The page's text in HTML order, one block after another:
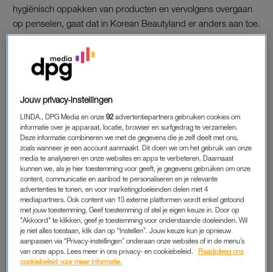
hygiënisch oppakken van producten en vervolgens overgaan
op penselen, gaat dat in Korean Beautyland er anders aan toe.
Daar gaat foundation rechtstreeks van de spatel op het
gezicht. Een truc die visagisten daar al jaren toepassen.
Het werkt simpel. Je brengt eerst wat vloeibare foundation aan
laat glijden. Vervolgens verspreid je het product over je gezicht
alsof je lichtjes een boterham smeert. Daarna maak je met een
beautyspons een deppende beweging om alles goed te
verspreiden en te vervagen. Het resultaat: een natuurlijke
foundationbasis die samensmelt met je huid en die langer de
dag doorkomt.
Tekst gaat verder onder video’s.
Jouw privacy-instellingen
LINDA., DPG Media en onze92 advertentiepartners gebruiken cookies om
informatie over je apparaat, locatie, browser en surfgedrag te verzamelen.
Deze informatie combineren we met de gegevens die je zelf deelt met ons,
zoals wanneer je een account aanmaakt. Dit doen we om het gebruik van onze
media te analyseren en onze websites en apps te verbeteren. Daarnaast
kunnen we, als je hier toestemming voor geeft, je gegevens gebruiken om onze
content, communicatie en aanbod te personaliseren en je relevante
advertenties te tonen, en voor marketingdoeleinden delen met 4
mediapartners. Ook content van 13 externe platformen wordt enkel getoond
met jouw toestemming. Geef toestemming of stel je eigen keuze in. Door op
"Akkoord" te klikken, geef je toestemming voor onderstaande doeleinden. Wil
je niet alles toestaan, klik dan op “Instellen”. Jouw keuze kun je opnieuw
aanpassen via “Privacy-instellingen” onderaan onze websites of in de menu’s
van onze apps. Lees meer in ons privacy- en cookiebeleid.
Raadpleeg ons
cookiebeleid voor meer informatie.